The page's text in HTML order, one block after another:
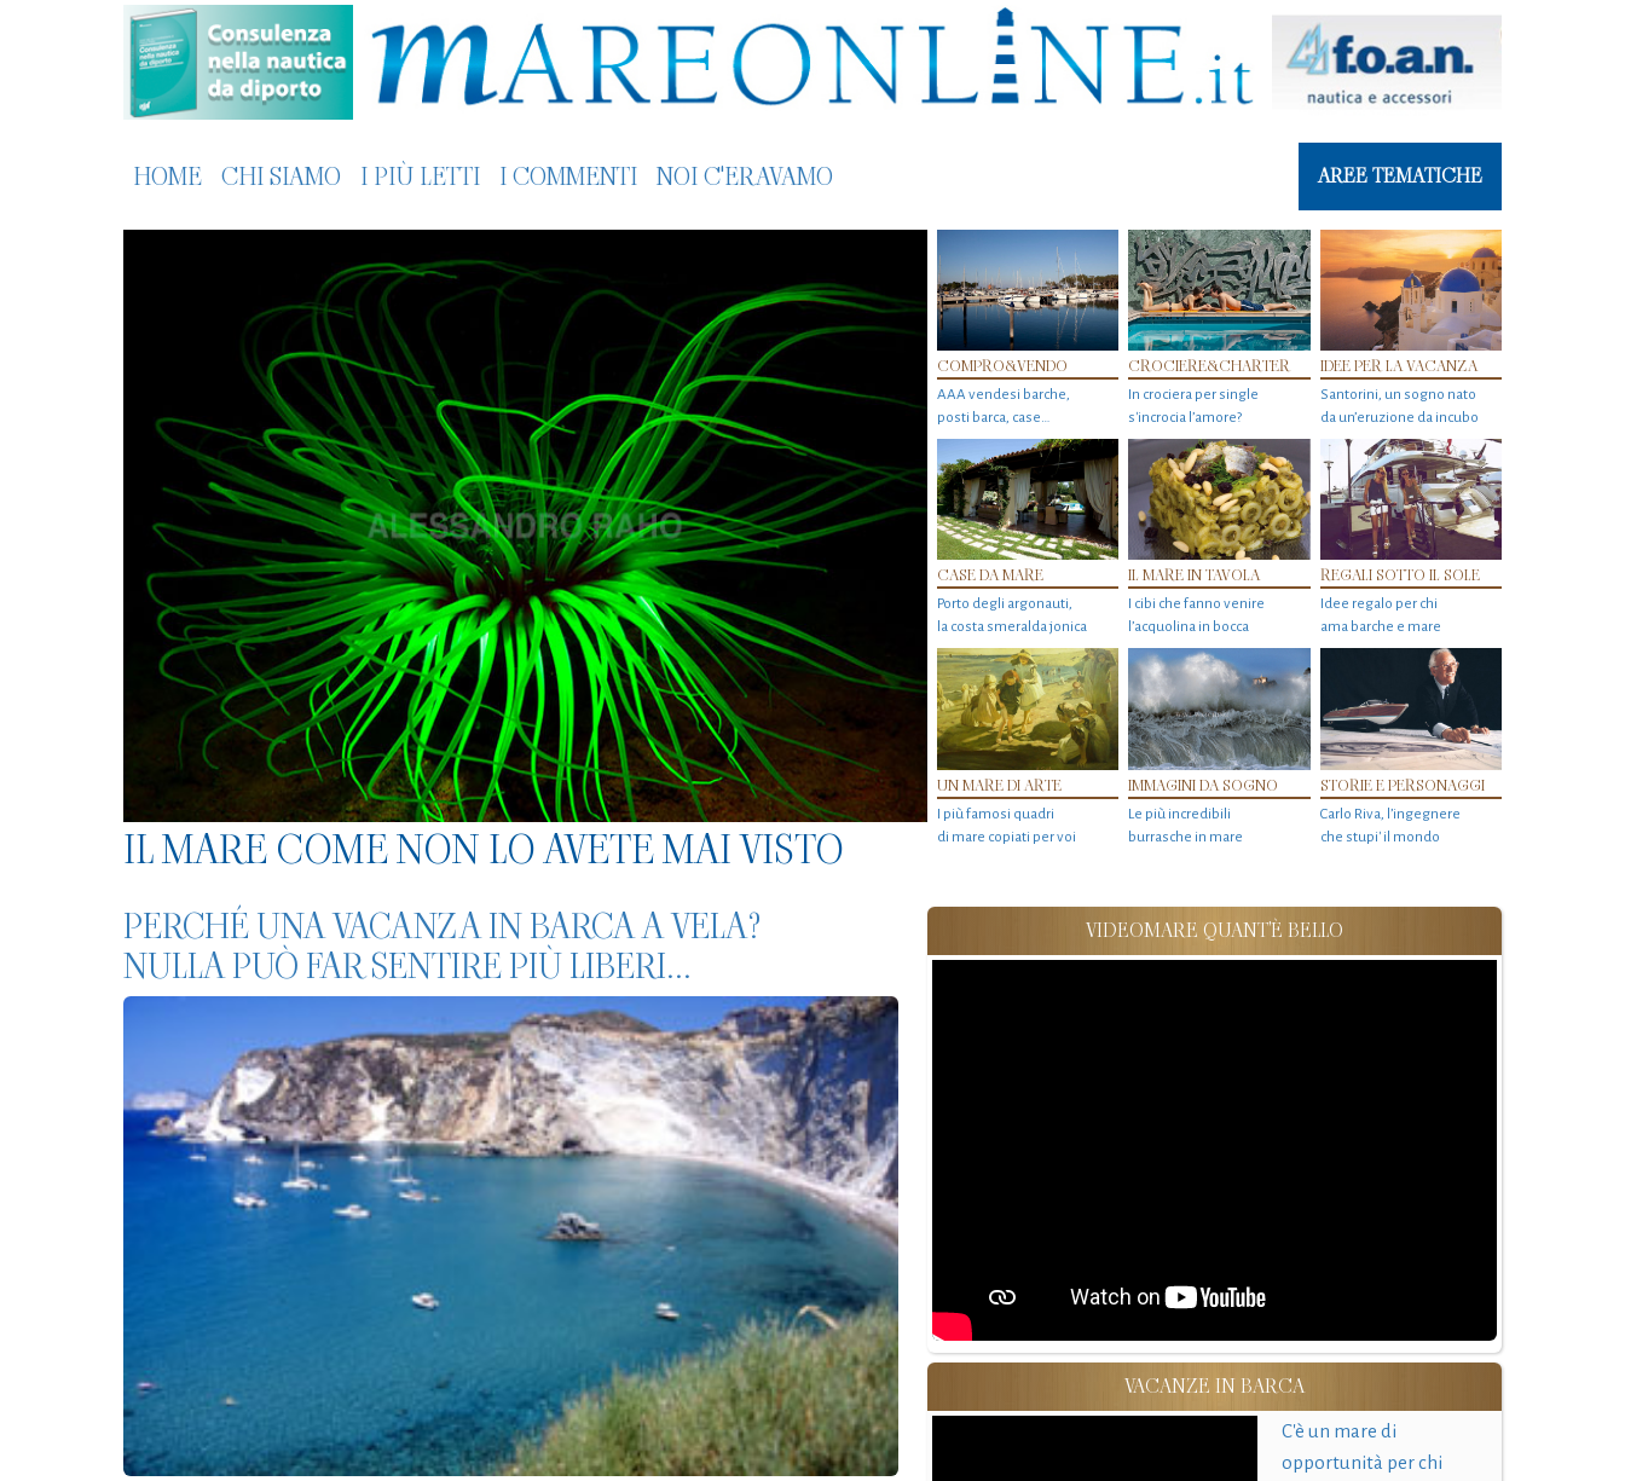
HOME CHI SIAMO I PIÙ LETTI I COMMENTI NOI C'ERAVAMO AREE TEMATICHE
IL MARE COME NON LO AVETE MAI VISTO
COMPRO&VENDO
AAA vendesi barche,
posti barca, case…
CROCIERE&CHARTER
In crociera per single
s'incrocia l’amore?
IDEE PER LA VACANZA
Santorini, un sogno nato
da un’eruzione da incubo
CASE DA MARE
Porto degli argonauti,
la costa smeralda jonica
IL MARE IN TAVOLA
I cibi che fanno venire
l’acquolina in bocca
REGALI SOTTO IL SOLE
Idee regalo per chi
ama barche e mare
UN MARE DI ARTE
I più famosi quadri
di mare copiati per voi
IMMAGINI DA SOGNO
Le più incredibili
burrasche in mare
STORIE E PERSONAGGI
Carlo Riva, l’ingegnere
che stupi' il mondo
PERCHÉ UNA VACANZA IN BARCA A VELA?
NULLA PUÒ FAR SENTIRE PIÙ LIBERI...
VIDEOMARE QUANT'È BELLO
VACANZE IN BARCA
C'è un mare di
opportunità per chi